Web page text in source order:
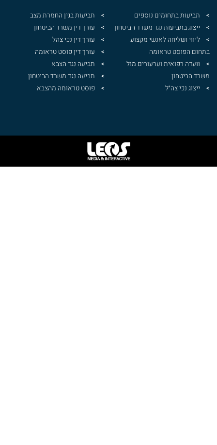
תביעות בתחומים נוספים
ייצוג בתביעות נגד משרד הביטחון
ליווי ושליחה לאנשי מקצוע
בתחום הפוסט טראומה
וועדה רפואית וערעורים מול
משרד הביטחון
ייצוג נכי צה״ל
תביעות בגין החמרת מצב
עורך דין משרד הביטחון
עורך דין נכי צהל
עורך דין פוסט טראומה
תביעה נגד הצבא
תביעה נגד משרד הביטחון
פוסט טראומה מהצבא